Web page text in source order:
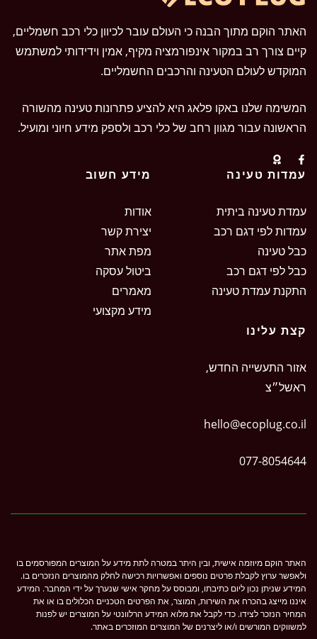
האתר הוקם מתוך הבנה כי העולם עובר לכיוון כלי רכב חשמליים,
קיים צורך רב במקור אינפורמציה מקיף, אמין וידידותי למשתמש
המוקדש לעולם הטעינה והרכבים החשמליים.
המשימה שלנו באקו פלאג היא להציע פתרונות טעינה מהשורה
הראשונה עבור מגוון רחב של כלי רכב ולספק מידע חיוני ומועיל.
עמדות טעינה
עמדת טעינה ביתית
עמדות לפי דגם רכב
כבל טעינה
כבל לפי דגם רכב
התקנת עמדת טעינה
מידע חשוב
אודות
יצירת קשר
מפת אתר
ביטול עסקה
מאמרים
מידע מקצועי
קצת עלינו
אזור התעשייה החדש,
ראשל״צ
hello@ecoplug.co.il
077-8054644
האתר הוקם מיוזמה אישית, ובין היתר במטרה לתת מידע על המוצרים המפורסמים בו
ולאפשר ערוץ לקבלת פרטים נוספים ואפשרויות רכישה לחלק מהמוצרים הנזכרים בו.
המידע שניתן נכון ליום כתיבתו, ומבוסס על מחקר אישי שנערך על ידי המחבר. המידע
איננו מייצג בהכרח את השירות, המוצר, את הפרטים הטכניים הכלולים בו או את
המחיר הנזכר לצידו. כדי לקבל את מלוא המידע הרלוונטי על המוצרים יש לפנות
למשווקים המורשים ו/או ליצרנים של המוצרים המוזכרים באתר.